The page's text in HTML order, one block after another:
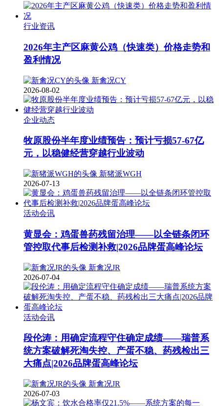
行业资讯
2026年主产区麻黄公鸡（快速类）价格走势和
盈利情况
新禽况CY
2026-08-02
企业动态
牧原股份半年度业绩预告：预计亏损57-67亿
元，以稳健经营穿越行业波动
新猪派WGH
2026-07-13
活动会讯
黄显会：鸡蛋兽药残留治理——以全链条闭环
管控取代事后检测补救|2026品牌蛋高峰论坛
新禽况JR
2026-07-04
活动会讯
段伦涛：用确定流程守住确定成绩——瑞普系
统方案破解死淘失控、产蛋不稳、药残检出三
大痛点|2026品牌蛋高峰论坛
新禽况JR
2026-07-03